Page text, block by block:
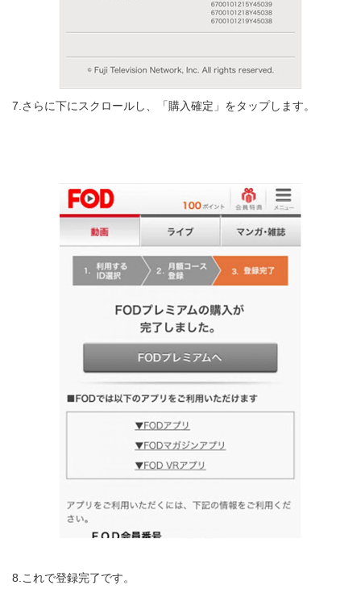
7.さらに下にスクロールし、「購入確定」をタップします。
8.これで登録完了です。